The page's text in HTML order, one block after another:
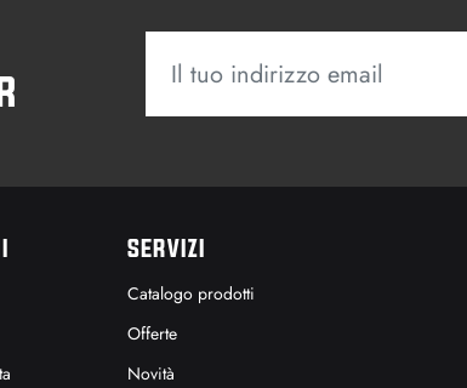
SERVIZI
Catalogo prodotti
Offerte
Novità